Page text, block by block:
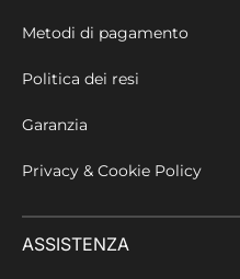
Metodi di pagamento
Politica dei resi
Garanzia
Privacy & Cookie Policy
ASSISTENZA